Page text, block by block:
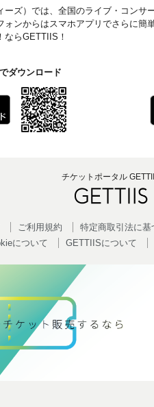
ズ）では、全国のライブ・コンサ
ンからはスマホアプリでさらに簡
ならGETTIIS！
ダウンロード
チケットポータル
ご利用規約 特定商取引法に基
について
GETTIISについて